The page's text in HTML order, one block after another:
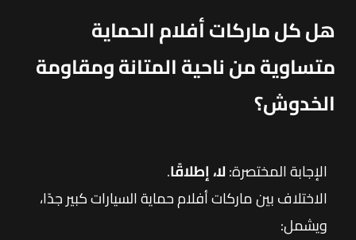
هل كل ماركات أفلام الحماية
متساوية من ناحية المتانة ومقاومة
الخدوش؟
الإجابة المختصرة:لا، إطلاقًا.
الاختلاف بين ماركات أفلام حماية السيارات كبير جدًا،
ويشمل: